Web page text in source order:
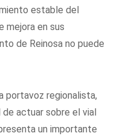
estable del
mejora en sus
de Reinosa no puede
portavoz regionalista,
de actuar sobre el vial
un importante